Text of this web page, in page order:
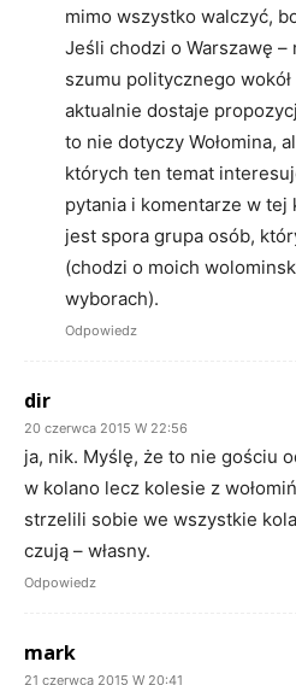
mimo wszystko walczyć,
Jeśli chodzi o Warszawę –
szumu politycznego
aktualnie dostaje
to nie dotyczy Wołomina,
których ten temat
pytania i komentarze w
jest spora grupa osób,
(chodzi o moich
wyborach).
Odpowiedz
dir
20 czerwca 2015 W 22:56
ja, nik. Myślę, że to nie gościu
w kolano lecz kolesie z
strzelili sobie we wszystkie
czują – własny.
Odpowiedz
mark
21 czerwca 2015 W 20:41